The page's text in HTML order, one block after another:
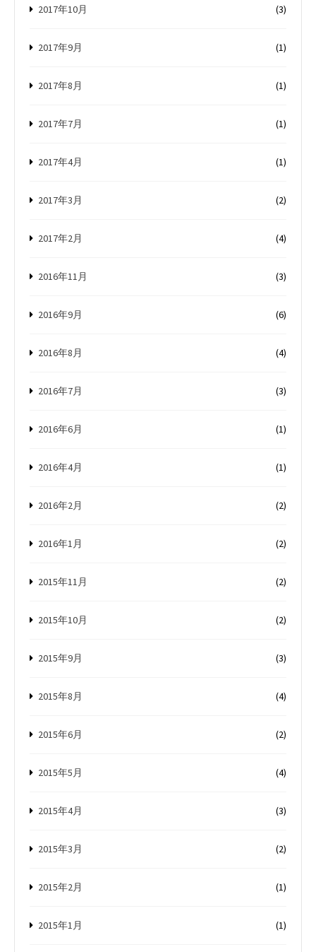
2017年10月 (3)
2017年9月 (1)
2017年8月 (1)
2017年7月 (1)
2017年4月 (1)
2017年3月 (2)
2017年2月 (4)
2016年11月 (3)
2016年9月 (6)
2016年8月 (4)
2016年7月 (3)
2016年6月 (1)
2016年4月 (1)
2016年2月 (2)
2016年1月 (2)
2015年11月 (2)
2015年10月 (2)
2015年9月 (3)
2015年8月 (4)
2015年6月 (2)
2015年5月 (4)
2015年4月 (3)
2015年3月 (2)
2015年2月 (1)
2015年1月 (1)